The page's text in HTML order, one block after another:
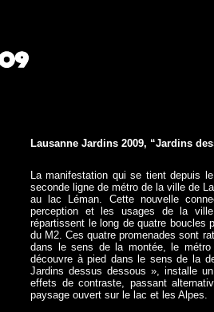
Lausanne Jardins 2009, “Jardins
La manifestation qui se tient depuis
seconde ligne de métro de la ville de
au lac Léman. Cette nouvelle
perception et les usages de la
répartissent le long de quatre boucles
du M2. Ces quatre promenades sont
dans le sens de la montée, le
découvre à pied dans le sens de la
Jardins dessus dessous », installe
effets de contraste, passant
paysage ouvert sur le lac et les Alpes.